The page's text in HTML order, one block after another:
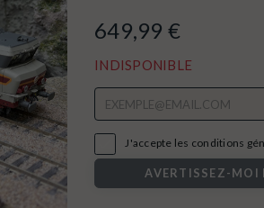
649,99 €
INDISPONIBLE
J'accepte les conditions
AVERTISSEZ-MOI